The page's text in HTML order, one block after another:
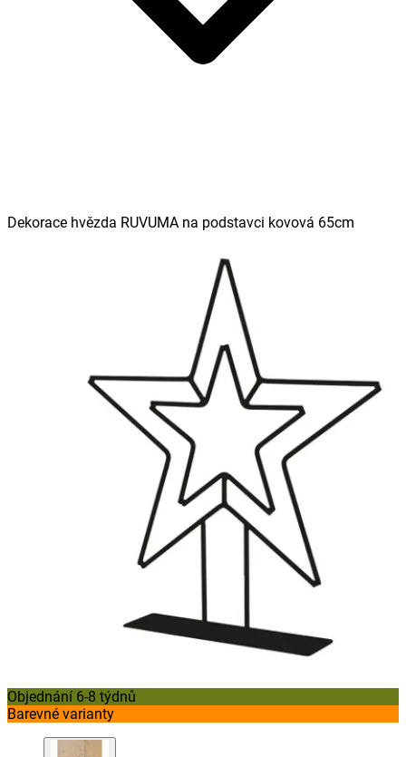
Dekorace hvězda RUVUMA na podstavci kovová 65cm
Objednání 6-8 týdnů
Barevné varianty